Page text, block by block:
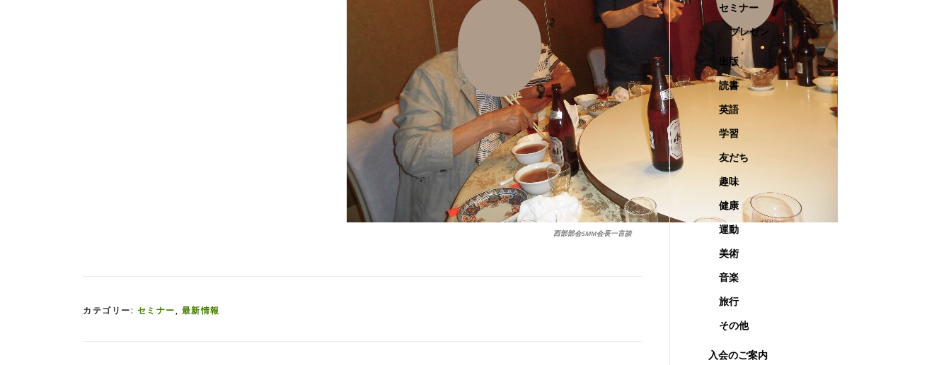
西部部会SMM会長一言談
カテゴリー: セミナー, 最新情報
セミナー
プレゼン
出版
読書
英語
学習
友だち
趣味
健康
運動
美術
音楽
旅行
その他
入会のご案内